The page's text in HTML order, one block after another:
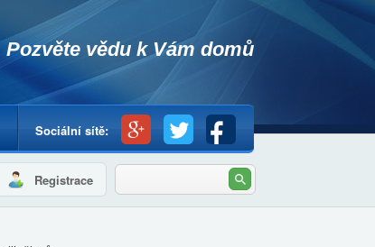
Pozvěte vědu k Vám domů
Sociální sítě:
Registrace